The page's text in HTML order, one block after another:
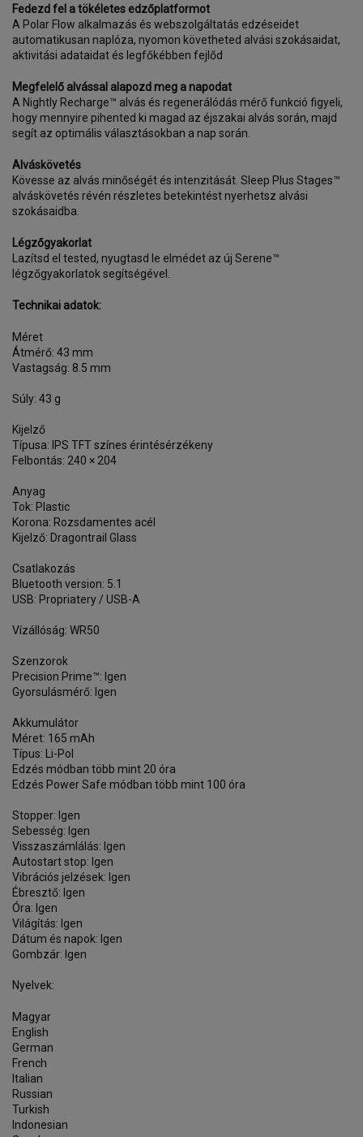
Fedezd fel a tökéletes edzőplatformot
A Polar Flow alkalmazás és webszolgáltatás edzéseidet
automatikusan naplóza, nyomon követheted alvási szokásaidat,
aktivitási adataidat és legfőkébben fejlőd
Megfelelő alvással alapozd meg a napodat
A Nightly Recharge™ alvás és regenerálódás mérő funkció figyeli,
hogy mennyire pihented ki magad az éjszakai alvás során, majd
segít az optimális választásokban a nap során.
Alváskövetés
Kövesse az alvás minőségét és intenzitását. Sleep Plus Stages™
alváskövetés révén részletes betekintést nyerhetsz alvási
szokásaidba.
Légzőgyakorlat
Lazítsd el tested, nyugtasd le elmédet az új Serene™
légzőgyakorlatok segítségével.
Technikai adatok:
Méret
Átmérő: 43 mm
Vastagság: 8.5 mm
Súly: 43 g
Kijelző
Típusa: IPS TFT színes érintésérzékeny
Felbontás: 240 × 204
Anyag
Tok: Plastic
Korona: Rozsdamentes acél
Kijelző: Dragontrail Glass
Csatlakozás
Bluetooth version: 5.1
USB: Propriatery / USB-A
Vízállóság: WR50
Szenzorok
Precision Prime™: Igen
Gyorsulásmérő: Igen
Akkumulátor
Méret: 165 mAh
Típus: Li-Pol
Edzés módban több mint 20 óra
Edzés Power Safe módban több mint 100 óra
Stopper: Igen
Sebesség: Igen
Visszaszámlálás: Igen
Autostart stop: Igen
Vibrációs jelzések: Igen
Ébresztő: Igen
Óra: Igen
Világítás: Igen
Dátum és napok: Igen
Gombzár: Igen
Nyelvek:
Magyar
English
German
French
Italian
Russian
Turkish
Indonesian